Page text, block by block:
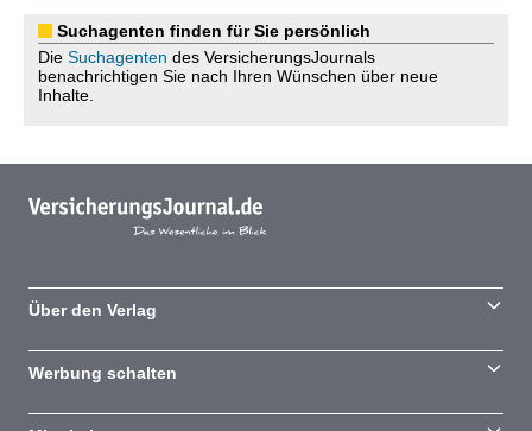
Suchagenten finden für Sie persönlich
Die Suchagenten des VersicherungsJournals
benachrichtigen Sie nach Ihren Wünschen über neue
Inhalte.
Über den Verlag
Werbung schalten